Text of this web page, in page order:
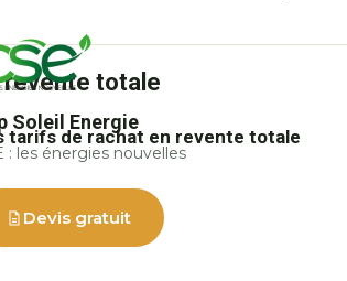
revente totale
tarifs de rachat en revente totale
Soleil Energie
: les énergies nouvelles
Devis gratuit